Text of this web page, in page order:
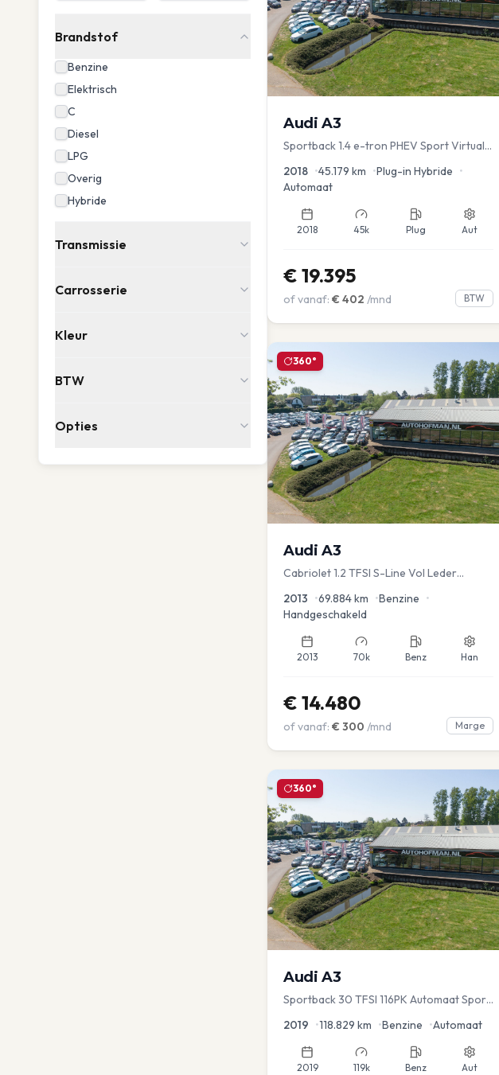
Brandstof
Benzine
Elektrisch
C
Diesel
LPG
Overig
Hybride
Transmissie
Carrosserie
Kleur
BTW
Opties
Audi A3
Sportback 1.4 e-tron PHEV Sport Virtual
2018 •45.179 km •Plug-in Hybride •
Automaat
2018 45k Plug Aut
€ 19.395
of vanaf: € 402 /mnd BTW
360°
Audi A3
Cabriolet 1.2 TFSI S-Line Vol Leder
2013 •69.884km •Benzine •
Handgeschakeld
2013 70k Benz Han
€ 14.480
of vanaf: € 300 /mnd Marge
360°
Audi A3
Sportback 30 TFSI 116PK Automaat Sport
2019 •118.829 km •Benzine •Automaat
2019 119k Benz Aut